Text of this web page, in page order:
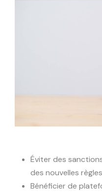
Éviter des
des nouvelles
Bénéficier de